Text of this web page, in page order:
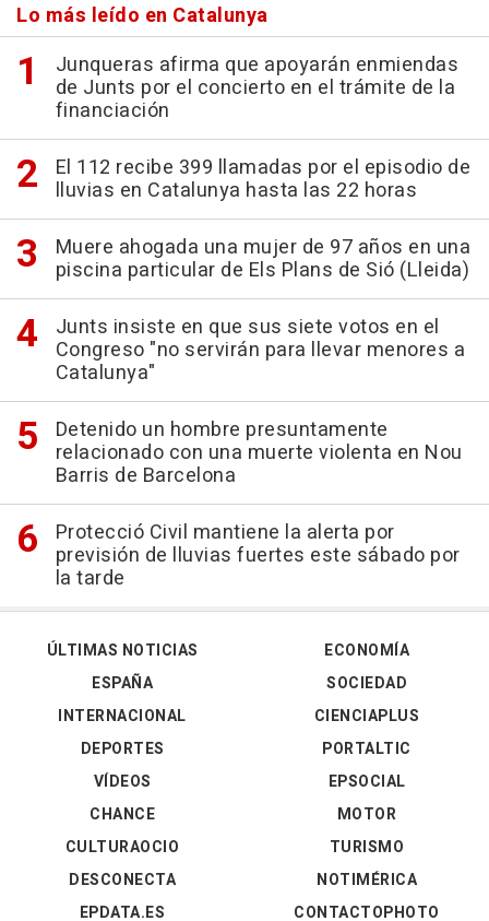
Lo más leído en Catalunya
Junqueras afirma que apoyarán enmiendas
de Junts por el concierto en el trámite de la
financiación
El 112 recibe 399 llamadas por el episodio de
lluvias en Catalunya hasta las 22 horas
Muere ahogada una mujer de 97 años en una
piscina particular de Els Plans de Sió (Lleida)
Junts insiste en que sus siete votos en el
Congreso "no servirán para llevar menores a
Catalunya"
Detenido un hombre presuntamente
relacionado con una muerte violenta en Nou
Barris de Barcelona
Protecció Civil mantiene la alerta por
previsión de lluvias fuertes este sábado por
la tarde
ÚLTIMAS NOTICIAS
ESPAÑA
INTERNACIONAL
DEPORTES
VÍDEOS
ECONOMÍA
SOCIEDAD
CIENCIAPLUS
PORTALTIC
EPSOCIAL
CHANCE
CULTURAOCIO
DESCONECTA
EPDATA.ES
MOTOR
TURISMO
NOTIMÉRICA
CONTACTOPHOTO